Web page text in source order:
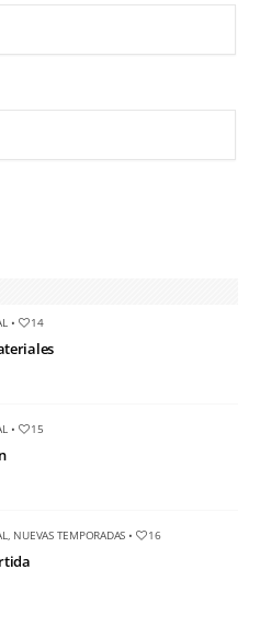
• 14
• 15
, NUEVAS TEMPORADAS • 16